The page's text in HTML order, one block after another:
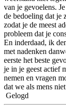
van je gevoelens.
de bedoeling dat je
zodat je de meest
probleem dat je
En inderdaad, ik
met nadenken
eerste het beste
je in je geest actief
nemen en vragen
dat we als mens
Gelogd